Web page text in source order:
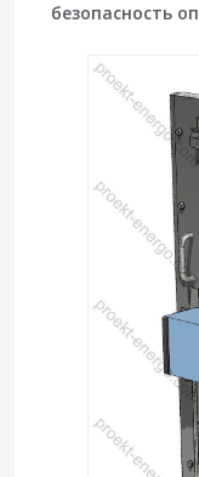
безопасность